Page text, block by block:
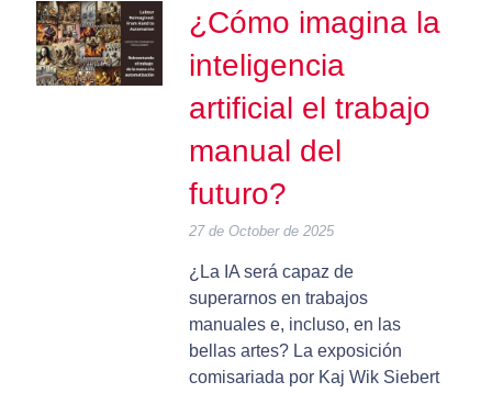
¿Cómo imagina la
inteligencia
artificial el trabajo
manual del
futuro?
27 de October de 2025
¿La IA será capaz de
superarnos en trabajos
manuales e, incluso, en las
bellas artes? La exposición
comisariada por Kaj Wik Siebert